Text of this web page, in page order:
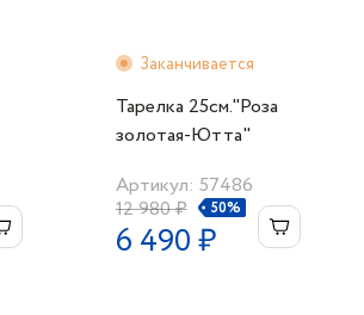
Заканчивается
Тарелка 25см."Роза
золотая-Ютта"
Артикул: 57486
12 980 ₽
50%
6 490 ₽